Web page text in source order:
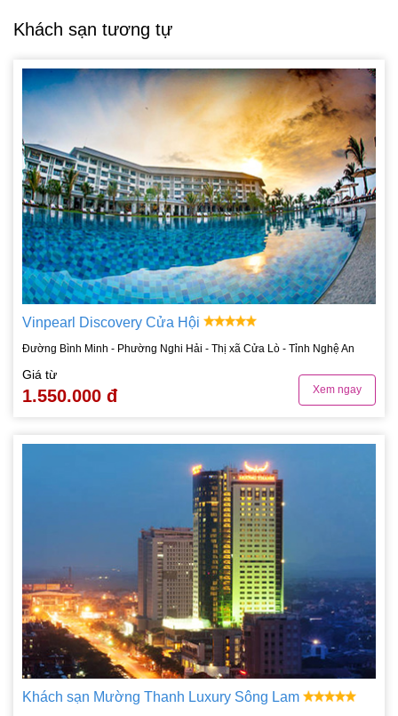
Khách sạn tương tự
Vinpearl Discovery Cửa Hội
Đường Bình Minh - Phường Nghi Hải - Thị xã Cửa Lò - Tỉnh Nghệ An
Giá từ
1.550.000 đ Xem ngay
Khách sạn Mường Thanh Luxury Sông Lam